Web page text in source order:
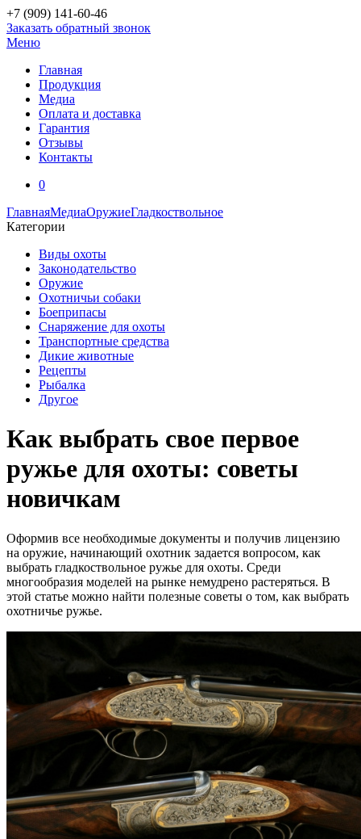
+7 (909) 141-60-46
Заказать обратный звонок
Меню
Главная
Продукция
Медиа
Оплата и доставка
Гарантия
Отзывы
Контакты
0
ГлавнаяМедиаОружиеГладкоствольное
Категории
Виды охоты
Законодательство
Оружие
Охотничьи собаки
Боеприпасы
Снаряжение для охоты
Транспортные средства
Дикие животные
Рецепты
Рыбалка
Другое
Как выбрать свое первое
ружье для охоты: советы
новичкам
Оформив все необходимые документы и получив лицензию
на оружие, начинающий охотник задается вопросом, как
выбрать гладкоствольное ружье для охоты. Среди
многообразия моделей на рынке немудрено растеряться. В
этой статье можно найти полезные советы о том, как выбрать
охотничье ружье.